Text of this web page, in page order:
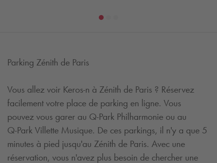
Parking Zénith de Paris
Vous allez voir Keros-n à Zénith de Paris ? Réservez
facilement votre place de parking en ligne. Vous
pouvez vous garer au Q-Park Philharmonie ou au
Q-Park Villette Musique. De ces parkings, il n'y a que 5
minutes à pied jusqu'au Zénith de Paris. Avec une
réservation, vous n'avez plus besoin de chercher une